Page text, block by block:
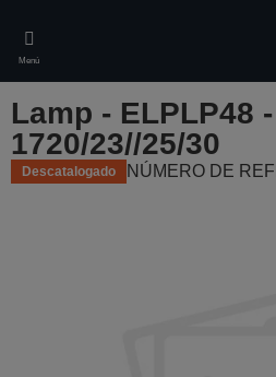
main
content
Menú
Lamp - ELPLP48
1720/23//25/30
Descatalogado NÚMERO DE